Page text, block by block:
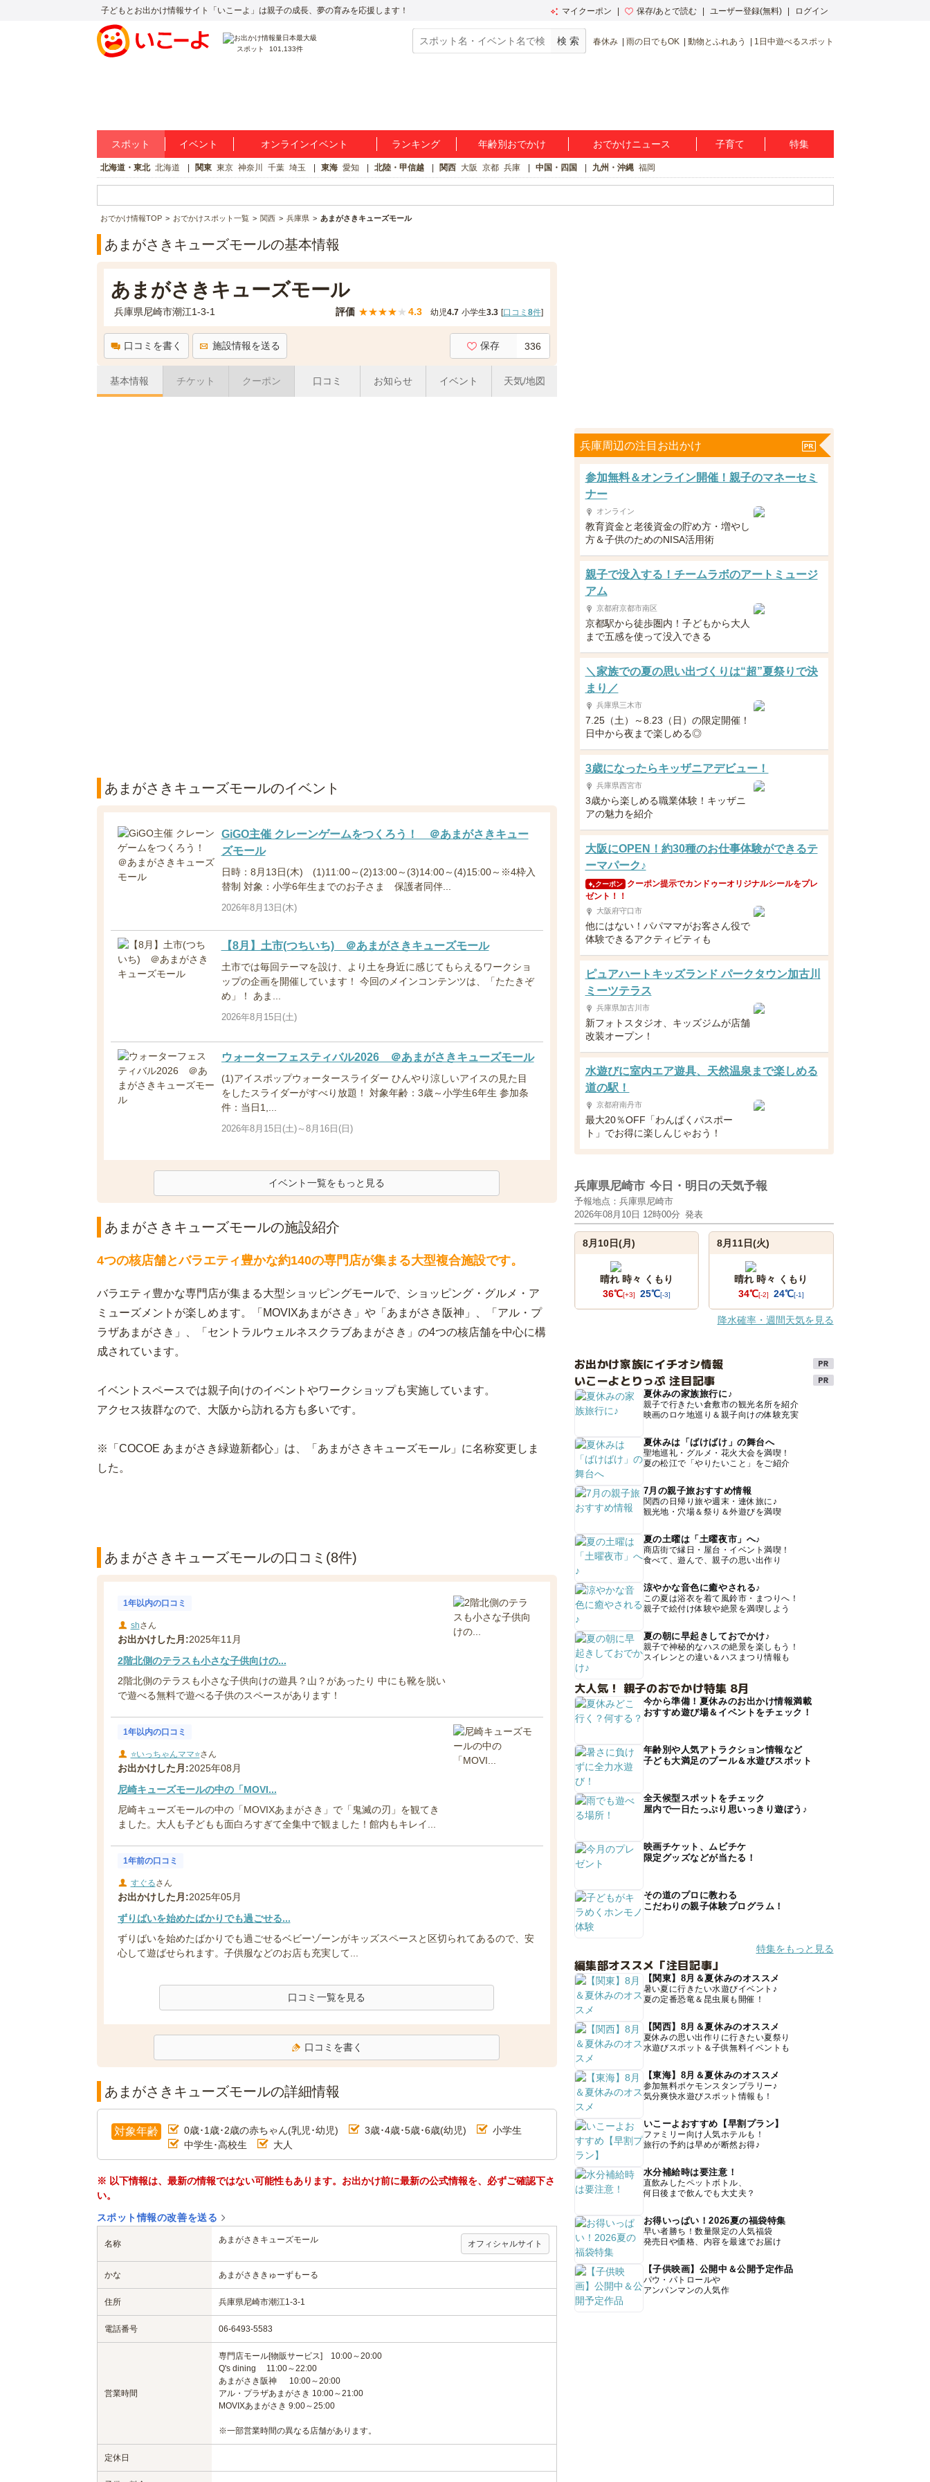
子どもとお出かけ情報サイト「いこーよ」は親子の成長、夢の育みを応援します！ マイクーポン 保存/あとで読む ユーザー登録(無料) ログイン
スポット 101,133件
春休み 雨の日でもOK 動物とふれあう 1日中遊べるスポット
スポット イベント オンラインイベント ランキング 年齢別おでかけ おでかけニュース 子育て 特集
北海道・東北 北海道 関東 東京 神奈川 千葉 埼玉 東海 愛知 北陸・甲信越 関西 大阪 京都 兵庫 中国・四国 九州・沖縄 福岡
おでかけ情報TOP おでかけスポット一覧 関西 兵庫県 あまがさきキューズモール
あまがさきキューズモールの基本情報
あまがさきキューズモール
兵庫県尼崎市潮江1-3-1 評価 ★★★★★ 4.3 幼児4.7 小学生3.3 [口コミ 8件]
口コミを書く 施設情報を送る 保存 336
基本情報 チケット クーポン 口コミ お知らせ イベント 天気/地図
あまがさきキューズモールのイベント
GiGO主催 クレーンゲームをつくろう！ ＠あまがさきキュー
ズモール
日時：8月13日(木) (1)11:00～(2)13:00～(3)14:00～(4)15:00～※4枠入
替制 対象：小学6年生までのお子さま 保護者同伴...
2026年8月13日(木)
【8月】土市(つちいち) ＠あまがさきキューズモール
土市では毎回テーマを設け、より土を身近に感じてもらえるワークショ
ップの企画を開催しています！ 今回のメインコンテンツは、「たたきぞ
め」！ あま...
2026年8月15日(土)
ウォーターフェスティバル2026 ＠あまがさきキューズモール
(1)アイスポップウォータースライダー ひんやり涼しいアイスの見た目
をしたスライダーがすべり放題！ 対象年齢：3歳～小学生6年生 参加条
件：当日1,...
2026年8月15日(土)～8月16日(日)
イベント一覧をもっと見る
あまがさきキューズモールの施設紹介
4つの核店舗とバラエティ豊かな約140の専門店が集まる大型複合施設です。
バラエティ豊かな専門店が集まる大型ショッピングモールで、ショッピング・グルメ・ア
ミューズメントが楽しめます。「MOVIXあまがさき」や「あまがさき阪神」、「アル・プ
ラザあまがさき」、「セントラルウェルネスクラブあまがさき」の4つの核店舗を中心に構
成されています。
イベントスペースでは親子向けのイベントやワークショップも実施しています。
アクセス抜群なので、大阪から訪れる方も多いです。
※「COCOE あまがさき緑遊新都心」は、「あまがさきキューズモール」に名称変更しま
した。
あまがさきキューズモールの口コミ(8件)
1年以内の口コミ
shさん
お出かけした月:2025年11月
2階北側のテラスも小さな子供向けの...
2階北側のテラスも小さな子供向けの遊具？山？があったり 中にも靴を脱い
で遊べる無料で遊べる子供のスペースがあります！
1年以内の口コミ
⭐いっちゃんママ⭐さん
お出かけした月:2025年08月
尼崎キューズモールの中の「MOVI...
尼崎キューズモールの中の「MOVIXあまがさき」で「鬼滅の刃」を観てき
ました。大人も子どもも面白ろすぎて全集中で観ました！館内もキレイ...
1年前の口コミ
すぐるさん
お出かけした月:2025年05月
ずりばいを始めたばかりでも過ごせる...
ずりばいを始めたばかりでも過ごせるベビーゾーンがキッズスペースと区切られてあるので、安
心して遊ばせられます。子供服などのお店も充実して...
口コミ一覧を見る
口コミを書く
あまがさきキューズモールの詳細情報
対象年齢 0歳･1歳･2歳の赤ちゃん(乳児･幼児) 3歳･4歳･5歳･6歳(幼児)
小学生
中学生･高校生
大人
※ 以下情報は、最新の情報ではない可能性もあります。お出かけ前に最新の公式情報を、必ずご確認下さ
い。
スポット情報の改善を送る
名称 あまがさきキューズモール オフィシャルサイト
かな あまがさききゅーずもーる
住所 兵庫県尼崎市潮江1-3-1
電話番号 06-6493-5583
営業時間
専門店モール[物販サービス] 10:00～20:00
Q's dining 11:00～22:00
あまがさき阪神 10:00～20:00
アル・プラザあまがさき 10:00～21:00
MOVIXあまがさき 9:00～25:00
※一部営業時間の異なる店舗があります。
定休日
兵庫周辺の注目お出かけ
参加無料＆オンライン開催！親子のマネーセミ
ナー
オンライン
教育資金と老後資金の貯め方・増やし
方＆子供のためのNISA活用術
親子で没入する！チームラボのアートミュージ
アム
京都府京都市南区
京都駅から徒歩圏内！子どもから大人
まで五感を使って没入できる
＼家族での夏の思い出づくりは“超”夏祭りで決
まり／
兵庫県三木市
7.25（土）～8.23（日）の限定開催！
日中から夜まで楽しめる◎
3歳になったらキッザニアデビュー！
兵庫県西宮市
3歳から楽しめる職業体験！キッザニ
アの魅力を紹介
大阪にOPEN！約30種のお仕事体験ができるテ
ーマパーク♪
クーポン
クーポン提示でカンドゥーオリジナルシールをプレ
ゼント！！
大阪府守口市
他にはない！パパママがお客さん役で
体験できるアクティビティも
ピュアハートキッズランド パークタウン加古川
ミーツテラス
兵庫県加古川市
新フォトスタジオ、キッズジムが店舗
改装オープン！
水遊びに室内エア遊具、天然温泉まで楽しめる
道の駅！
京都府南丹市
最大20％OFF「わんぱくパスポー
ト」でお得に楽しんじゃおう！
兵庫県尼崎市 今日・明日の天気予報
予報地点：兵庫県尼崎市
2026年08月10日 12時00分 発表
8月10日(月)
晴れ 時々 くもり
36℃[+3] 25℃[-3]
8月11日(火)
晴れ 時々 くもり
34℃[-2] 24℃[-1]
降水確率・週間天気を見る
お出かけ家族にイチオシ情報
いこーよとりっぷ 注目記事
夏休みの家族旅行に♪
親子で行きたい倉敷市の観光名所を紹介
映画のロケ地巡り＆親子向けの体験充実
夏休みは「ばけばけ」の舞台へ
聖地巡礼・グルメ・花火大会を満喫！
夏の松江で「やりたいこと」をご紹介
7月の親子旅おすすめ情報
関西の日帰り旅や週末・連休旅に♪
観光地・穴場＆祭り＆外遊びを満喫
夏の土曜は「土曜夜市」へ♪
商店街で縁日・屋台・イベント満喫！
食べて、遊んで、親子の思い出作り
涼やかな音色に癒やされる♪
この夏は浴衣を着て風鈴市・まつりへ！
親子で絵付け体験や絶景を満喫しよう
夏の朝に早起きしておでかけ♪
親子で神秘的なハスの絶景を楽しもう！
スイレンとの違い＆ハスまつり情報も
大人気！ 親子のおでかけ特集 8月
今から準備！夏休みのお出かけ情報満載
おすすめ遊び場＆イベントをチェック！
年齢別や人気アトラクション情報など
子ども大満足のプール＆水遊びスポット
全天候型スポットをチェック
屋内で一日たっぷり思いっきり遊ぼう♪
映画チケット、ムビチケ
限定グッズなどが当たる！
その道のプロに教わる
こだわりの親子体験プログラム！
特集をもっと見る
編集部オススメ「注目記事」
【関東】8月＆夏休みのオススメ
暑い夏に行きたい水遊びイベント♪
夏の定番恐竜＆昆虫展も開催！
【関西】8月＆夏休みのオススメ
夏休みの思い出作りに行きたい夏祭り
水遊びスポット＆子供無料イベントも
【東海】8月＆夏休みのオススメ
参加無料ポケモンスタンプラリー♪
気分爽快水遊びスポット情報も！
いこーよおすすめ【早割プラン】
ファミリー向け人気ホテルも！
旅行の予約は早めが断然お得♪
水分補給時は要注意！
直飲みしたペットボトル、
何日後まで飲んでも大丈夫？
お得いっぱい！2026夏の福袋特集
早い者勝ち！数量限定の人気福袋
発売日や価格、内容を最速でお届け
【子供映画】公開中＆公開予定作品
パウ・パトロールや
アンパンマンの人気作